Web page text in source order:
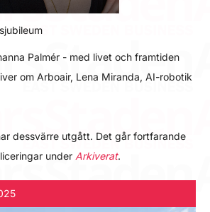
Palmér - med livet och framtiden
om Arboair, Lena Miranda, AI-robotik
dessvärre utgått. Det går fortfarande
under Arkiverat.